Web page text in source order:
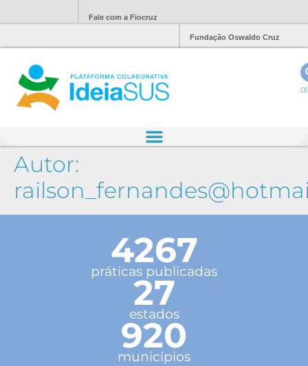
Fale com a Fiocruz
Fundação Oswaldo Cruz
Autor:
4267
práticas publicadas
27
estados
920
municípios